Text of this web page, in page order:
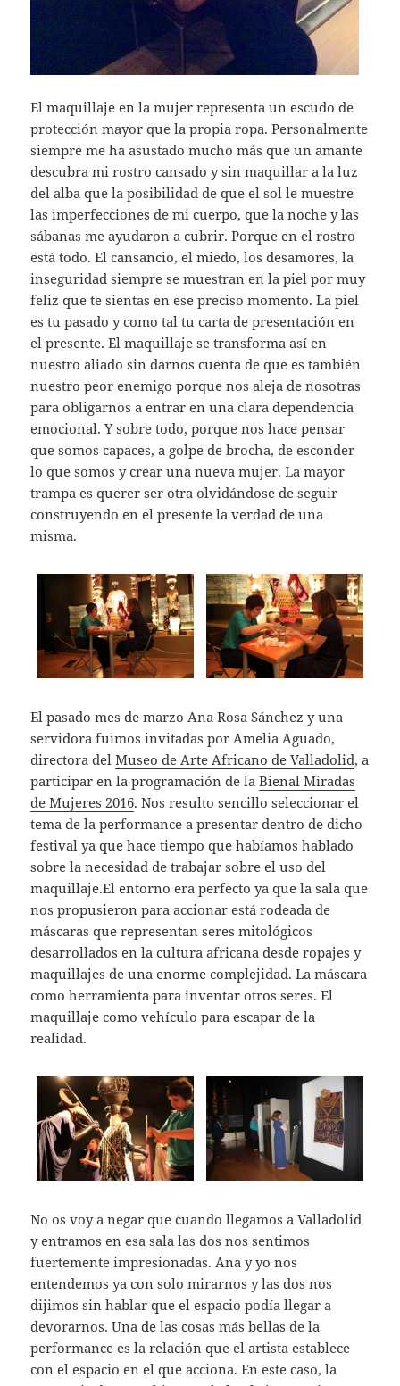
El maquillaje en la mujer representa un escudo de
protección mayor que la propia ropa. Personalmente
siempre me ha asustado mucho más que un amante
descubra mi rostro cansado y sin maquillar a la luz
del alba que la posibilidad de que el sol le muestre
las imperfecciones de mi cuerpo, que la noche y las
sábanas me ayudaron a cubrir. Porque en el rostro
está todo. El cansancio, el miedo, los desamores, la
inseguridad siempre se muestran en la piel por muy
feliz que te sientas en ese preciso momento. La piel
es tu pasado y como tal tu carta de presentación en
el presente. El maquillaje se transforma así en
nuestro aliado sin darnos cuenta de que es también
nuestro peor enemigo porque nos aleja de nosotras
para obligarnos a entrar en una clara dependencia
emocional. Y sobre todo, porque nos hace pensar
que somos capaces, a golpe de brocha, de esconder
lo que somos y crear una nueva mujer. La mayor
trampa es querer ser otra olvidándose de seguir
construyendo en el presente la verdad de una
misma.
El pasado mes de marzo Ana Rosa Sánchez y una
servidora fuimos invitadas por Amelia Aguado,
directora delMuseo de Arte Africano de Valladolid, a
participar en la programación de laBienal Miradas
de Mujeres 2016. Nos resulto sencillo seleccionar el
tema de la performance a presentar dentro de dicho
festival ya que hace tiempo que habíamos hablado
sobre la necesidad de trabajar sobre el uso del
maquillaje.El entorno era perfecto ya que la sala que
nos propusieron para accionar está rodeada de
máscaras que representan seres mitológicos
desarrollados en la cultura africana desde ropajes y
maquillajes de una enorme complejidad. La máscara
como herramienta para inventar otros seres. El
maquillaje como vehículo para escapar de la
realidad.
No os voy a negar que cuando llegamos a Valladolid
y entramos en esa sala las dos nos sentimos
fuertemente impresionadas. Ana y yo nos
entendemos ya con solo mirarnos y las dos nos
dijimos sin hablar que el espacio podía llegar a
devorarnos. Una de las cosas más bellas de la
performance es la relación que el artista establece
con el espacio en el que acciona. En este caso, la